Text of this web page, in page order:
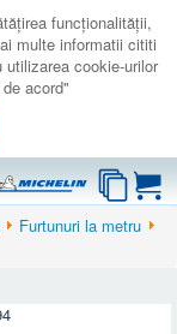
funcţionalităţii,
multe informatii cititi
cookie-urilor
acord"
Furtunuri la metru